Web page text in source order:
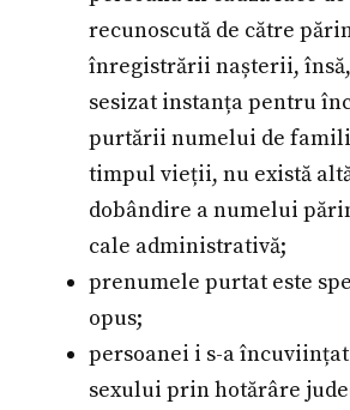
recunoscută de către
înregistrării nașterii,
sesizat instanța pentru
purtării numelui de
timpul vieții, nu există
dobândire a numelui
cale administrativă;
prenumele purtat este
opus;
persoanei i s-a
sexului prin hotărâre